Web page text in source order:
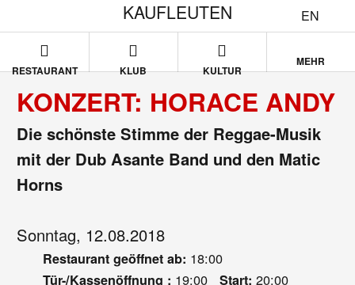
EN
KAUFLEUTEN
RESTAURANT KLUB KULTUR
MEHR
KONZERT: HORACE ANDY
Die schönste Stimme der Reggae-Musik
mit der Dub Asante Band und den Matic
Horns
Sonntag, 12.08.2018
Restaurant geöffnet ab: 18:00
Tür-/Kassenöffnung : 19:00 Start: 20:00